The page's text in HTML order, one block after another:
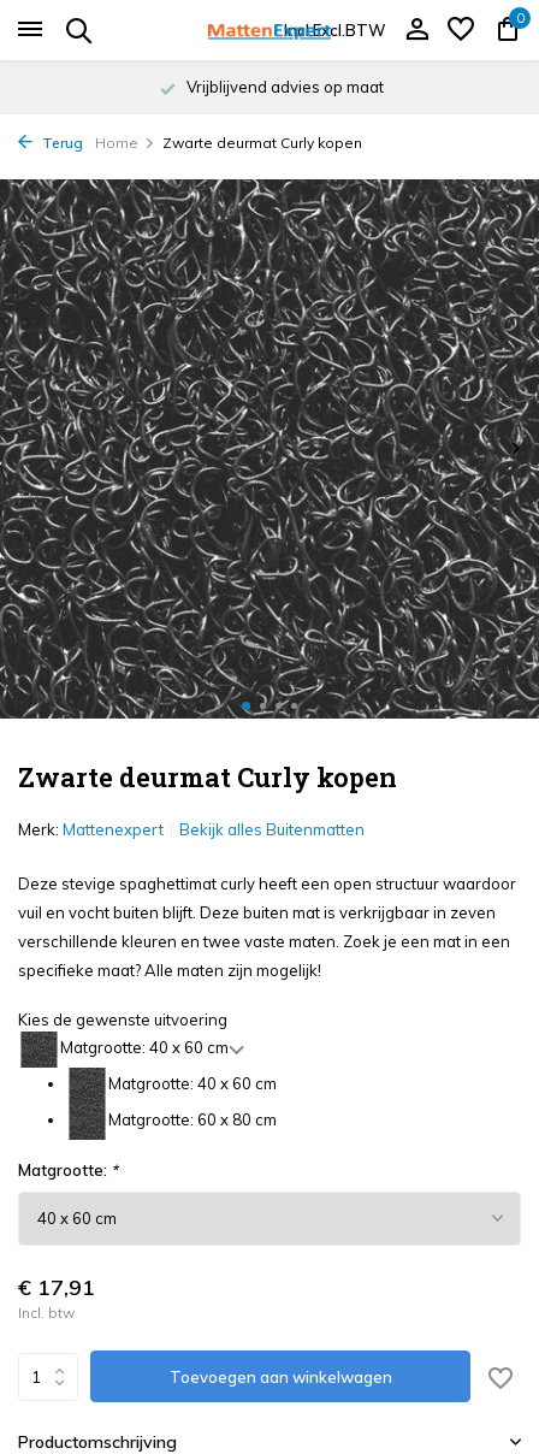
Incl.Excl.BTW
0
Binnen 4 werkdagen verzonden
Terug Home Zwarte deurmat Curly kopen
Zwarte deurmat Curly kopen
Merk: Mattenexpert Bekijk alles Buitenmatten
Deze stevige spaghettimat curly heeft een open structuur waardoor
vuil en vocht buiten blijft. Deze buiten mat is verkrijgbaar in zeven
verschillende kleuren en twee vaste maten. Zoek je een mat in een
specifieke maat? Alle maten zijn mogelijk!
Kies de gewenste uitvoering
Matgrootte: 40 x 60 cm
Matgrootte: 40 x 60 cm
Matgrootte: 60 x 80 cm
Matgrootte: *
€ 17,91
Incl. btw
Toevoegen aan winkelwagen
Productomschrijving